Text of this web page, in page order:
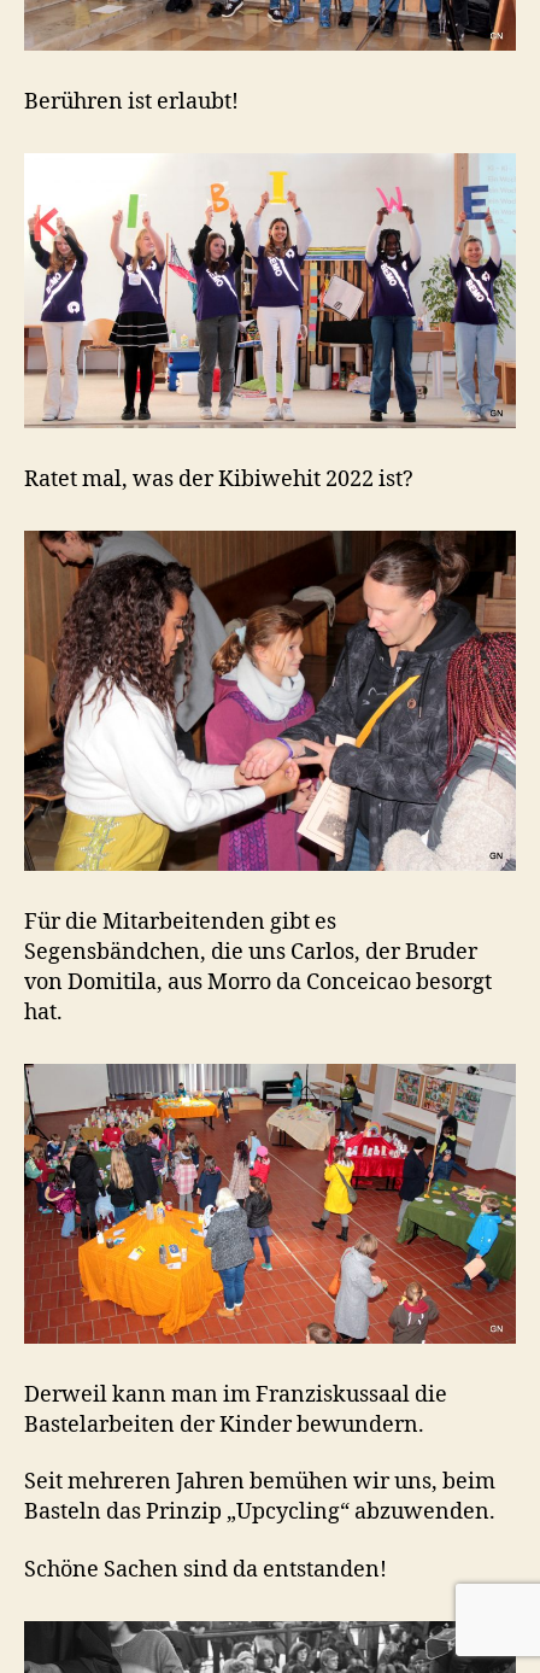
Berühren ist erlaubt!
Ratet mal, was der Kibiwehit 2022 ist?
Für die Mitarbeitenden gibt es
Segensbändchen, die uns Carlos, der Bruder
von Domitila, aus Morro da Conceicao besorgt
hat.
Derweil kann man im Franziskussaal die
Bastelarbeiten der Kinder bewundern.
Seit mehreren Jahren bemühen wir uns, beim
Basteln das Prinzip „Upcycling“ abzuwenden.
Schöne Sachen sind da entstanden!